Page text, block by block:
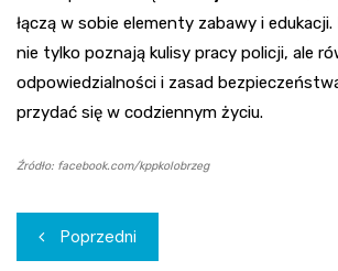
łączą w sobie elementy zabawy i
nie tylko poznają kulisy pracy policji, ale
odpowiedzialności i zasad
przydać się w codziennym życiu.
Źródło: facebook.com/kppkolobrzeg
Nawigacja
Poprzedni